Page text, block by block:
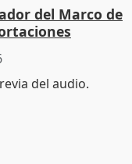
del Marco de